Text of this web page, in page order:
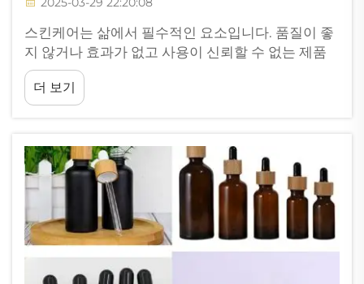
스킨케어는 삶에서 필수적인 요소입니다. 품질이 좋
지 않거나 효과가 없고 사용이 신뢰할 수 없는 제품
은 사용하지 마세요. 최고의 제품을 사용하고 있는지
확인하는 방법 중 하나는 스킨케어 제품에 유리 용기
를 선택하는 것입니다. 또 다른 장점은...
더 보기